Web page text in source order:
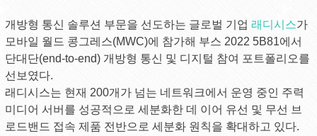
개방형 통신 솔루션 부문을 선도하는 글로벌 기업 래디시스가
모바일 월드 콩그레스(MWC)에 참가해 부스 2022 5B81에서
단대단(end-to-end) 개방형 통신 및 디지털 참여 포트폴리오를
선보였다.
래디시스는 현재 200개가 넘는 네트워크에서 운영 중인 주력
미디어 서버를 성공적으로 세분화한 데 이어 유선 및 무선 브
로드밴드 접속 제품 전반으로 세분화 원칙을 확대하고 있다.